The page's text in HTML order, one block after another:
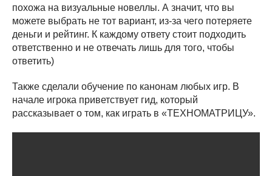
похожа на визуальные новеллы. А значит, что вы
можете выбрать не тот вариант, из-за чего потеряете
деньги и рейтинг. К каждому ответу стоит подходить
ответственно и не отвечать лишь для того, чтобы
ответить)
Также сделали обучение по канонам любых игр. В
начале игрока приветствует гид, который
рассказывает о том, как играть в «ТЕХНОМАТРИЦУ».